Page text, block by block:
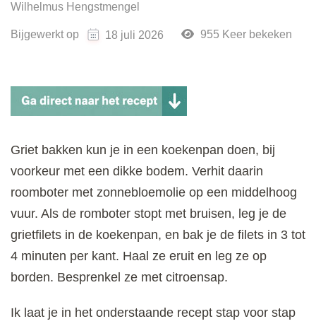
Wilhelmus Hengstmengel
Bijgewerkt op 18 juli 2026 955 Keer bekeken
Griet bakken kun je in een koekenpan doen, bij
voorkeur met een dikke bodem. Verhit daarin
roomboter met zonnebloemolie op een middelhoog
vuur. Als de romboter stopt met bruisen, leg je de
grietfilets in de koekenpan, en bak je de filets in 3 tot
4 minuten per kant. Haal ze eruit en leg ze op
borden. Besprenkel ze met citroensap.
Ik laat je in het onderstaande recept stap voor stap